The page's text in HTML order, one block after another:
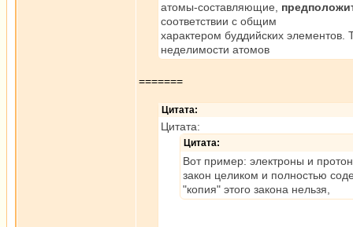
атомы-составляющие,
соответствии с общим
характером буддийских элементов.
неделимости атомов
=======
Цитата:
Цитата:
Цитата:
Вот пример: электроны и
закон целиком и полностью
"копия" этого закона нельзя,